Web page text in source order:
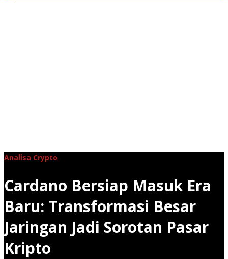
Analisa Crypto
Cardano Bersiap Masuk Era
Baru: Transformasi Besar
Jaringan Jadi Sorotan Pasar
Kripto